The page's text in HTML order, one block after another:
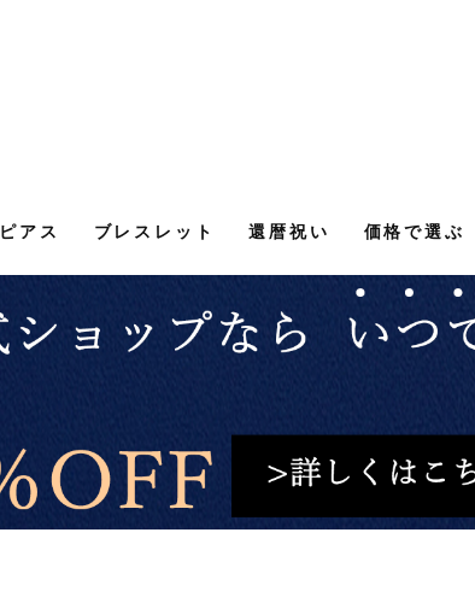
ピアス ブレスレット 還暦祝い 価格で選ぶ